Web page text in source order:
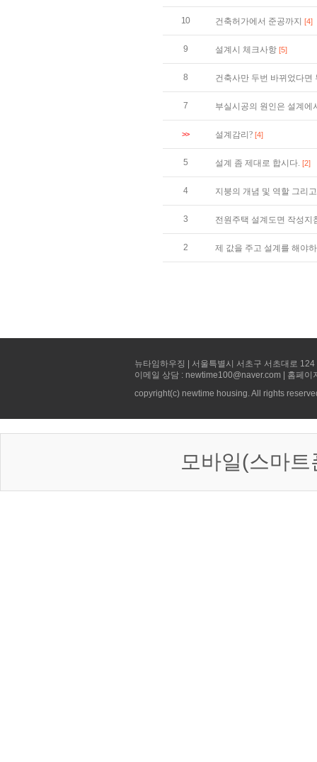
10 건축허가에서 준공까지 [4]
9 설계시 체크사항 [5]
8 건축사만 두번 바뀌었다면
7 부실시공의 원인은 설계에
>> 설계감리? [4]
5 설계 좀 제대로 합시다. [2]
4 지붕의 개념 및 역할 그리
3 전원주택 설계도면 작성지
2 제 값을 주고 설계를 해야
뉴타임하우징 | 서울특별시 서초구 서초대로
이메일 상담 : newtime100@naver.com | 홈페
copyright(c) newtime housing. All rights
모바일(스마